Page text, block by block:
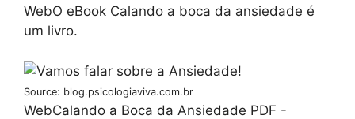
WebO eBook Calando a boca da ansiedade é
um livro.
Source: blog.psicologiaviva.com.br
WebCalando a Boca da Ansiedade PDF -